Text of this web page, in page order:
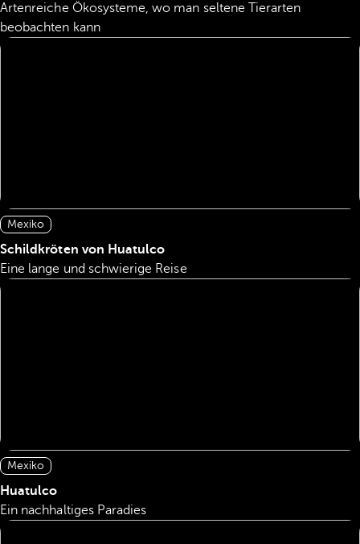
Artenreiche Ökosysteme, wo man seltene Tierarten
beobachten kann
Mexiko
Schildkröten von Huatulco
Eine lange und schwierige Reise
Mexiko
Huatulco
Ein nachhaltiges Paradies